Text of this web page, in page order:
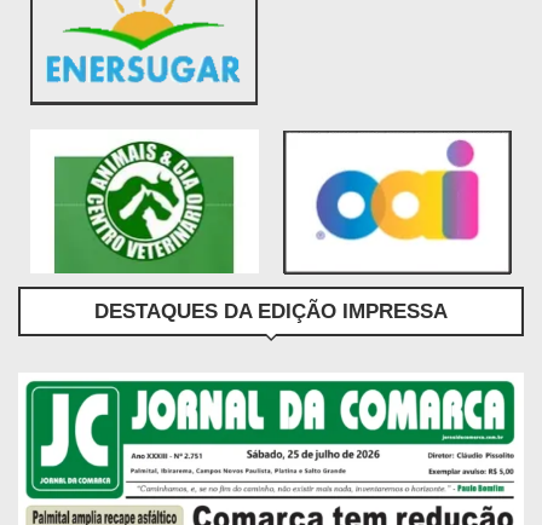
DESTAQUES DA EDIÇÃO IMPRESSA